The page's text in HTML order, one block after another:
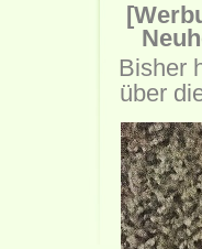
Bisher
über